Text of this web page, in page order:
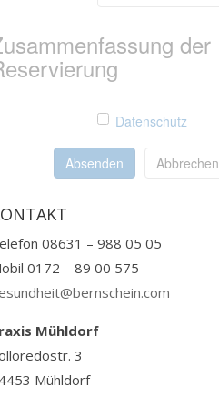
der
Datenschutz
Absenden Abbrechen
08631 – 988 05 05
0172 – 89 00 575
Mühldorf
3
Mühldorf